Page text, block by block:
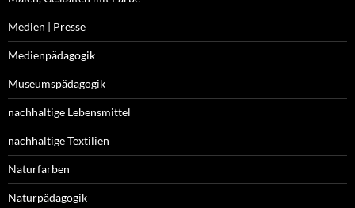
Medien | Presse
Medienpädagogik
Museumspädagogik
nachhaltige Lebensmittel
nachhaltige Textilien
Naturfarben
Naturpädagogik